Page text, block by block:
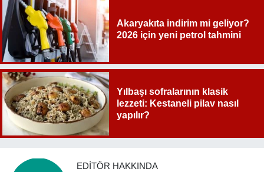
Akaryakıta indirim mi geliyor?
2026 için yeni petrol tahmini
Yılbaşı sofralarının klasik
lezzeti: Kestaneli pilav nasıl
yapılır?
EDITÖR HAKKINDA